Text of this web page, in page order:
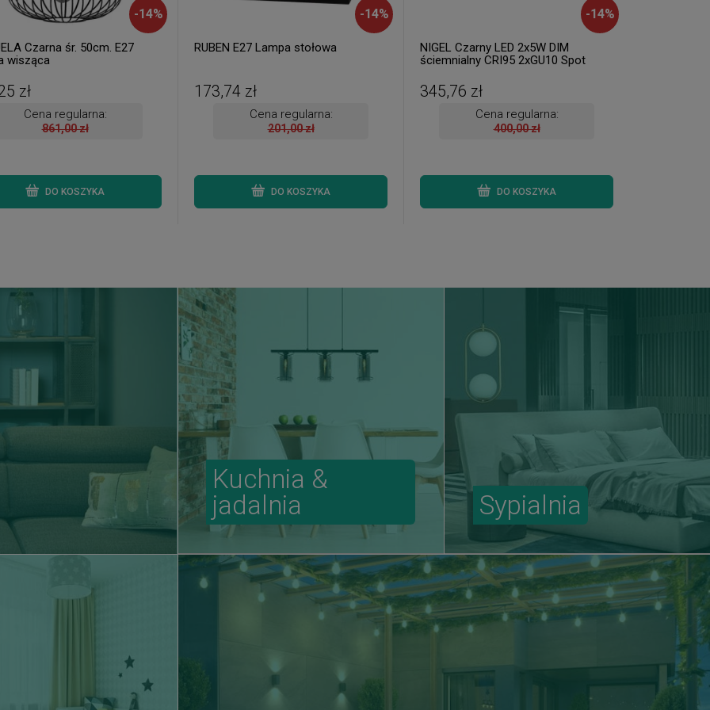
-14%
Czarna śr. 50cm. E27
wisząca
zł
Cena regularna:
861,00 zł
DO KOSZYKA
-14%
RUBEN E27 Lampa stołowa
173,74 zł
Cena regularna:
201,00 zł
DO KOSZYKA
-14%
NIGEL Czarny LED 2x5W DIM
ściemnialny CRI95 2xGU10 Spot
345,76 zł
Cena regularna:
400,00 zł
DO KOSZYKA
Kuchnia &
jadalnia
Sypialnia